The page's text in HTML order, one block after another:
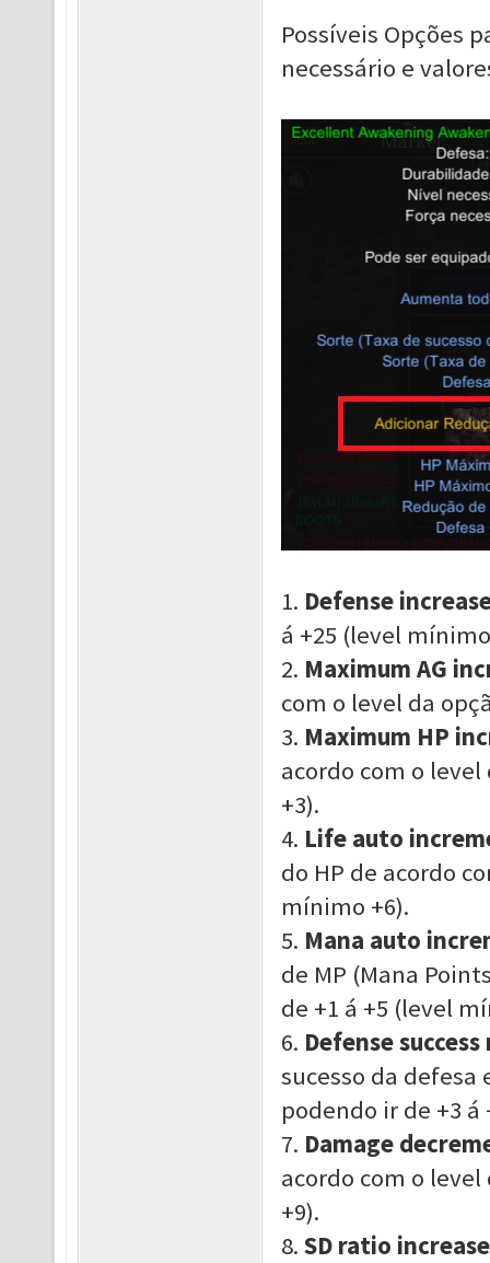
Possíveis Opções
necessário e
1. Defense
á +25 (level
2. Maximum AG
com o level da
3. Maximum HP
acordo com o level
+3).
4. Life auto
do HP de acordo
mínimo +6).
5. Mana auto
de MP (Mana
de +1 á +5 (level
6. Defense
sucesso da defesa
podendo ir de +3 á
7. Damage
acordo com o level
+9).
8. SD ratio increase